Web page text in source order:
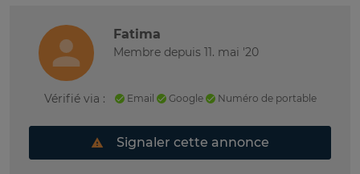
Fatima
Membre depuis 11. mai '20
Vérifié via : Email Google Numéro de portable
Signaler cette annonce